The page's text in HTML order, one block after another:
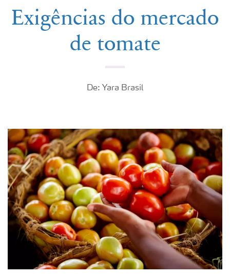
Exigências do mercado
de tomate
De: Yara Brasil